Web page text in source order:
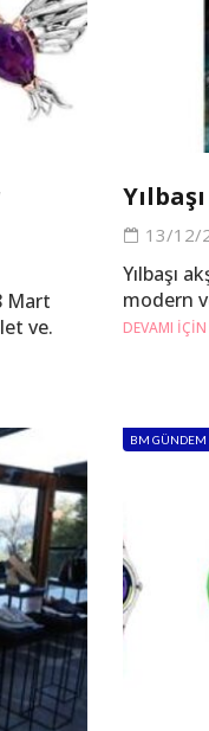
Mart
ve.
13/12/
Yılbaşı
modern
DEVAMI
BM GÜNDEM